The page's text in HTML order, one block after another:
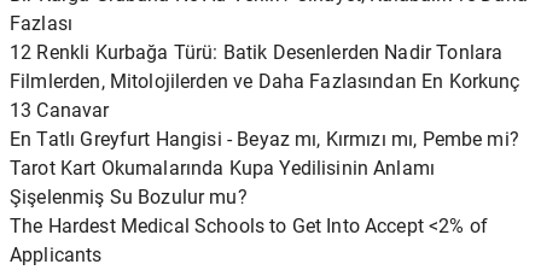
Fazlası
12 Renkli Kurbağa Türü: Batik Desenlerden Nadir Tonlara
Filmlerden, Mitolojilerden ve Daha Fazlasından En Korkunç
13 Canavar
En Tatlı Greyfurt Hangisi - Beyaz mı, Kırmızı mı, Pembe mi?
Tarot Kart Okumalarında Kupa Yedilisinin Anlamı
Şişelenmiş Su Bozulur mu?
The Hardest Medical Schools to Get Into Accept <2% of
Applicants